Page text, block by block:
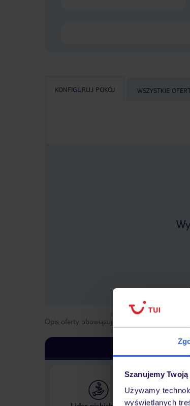
Szanujemy
Używamy
wyświetlanych
KONFIGURUJ POKÓJ WSZYSTKIE
Opis oferty obowiązuje dla wyjazdów w terminie